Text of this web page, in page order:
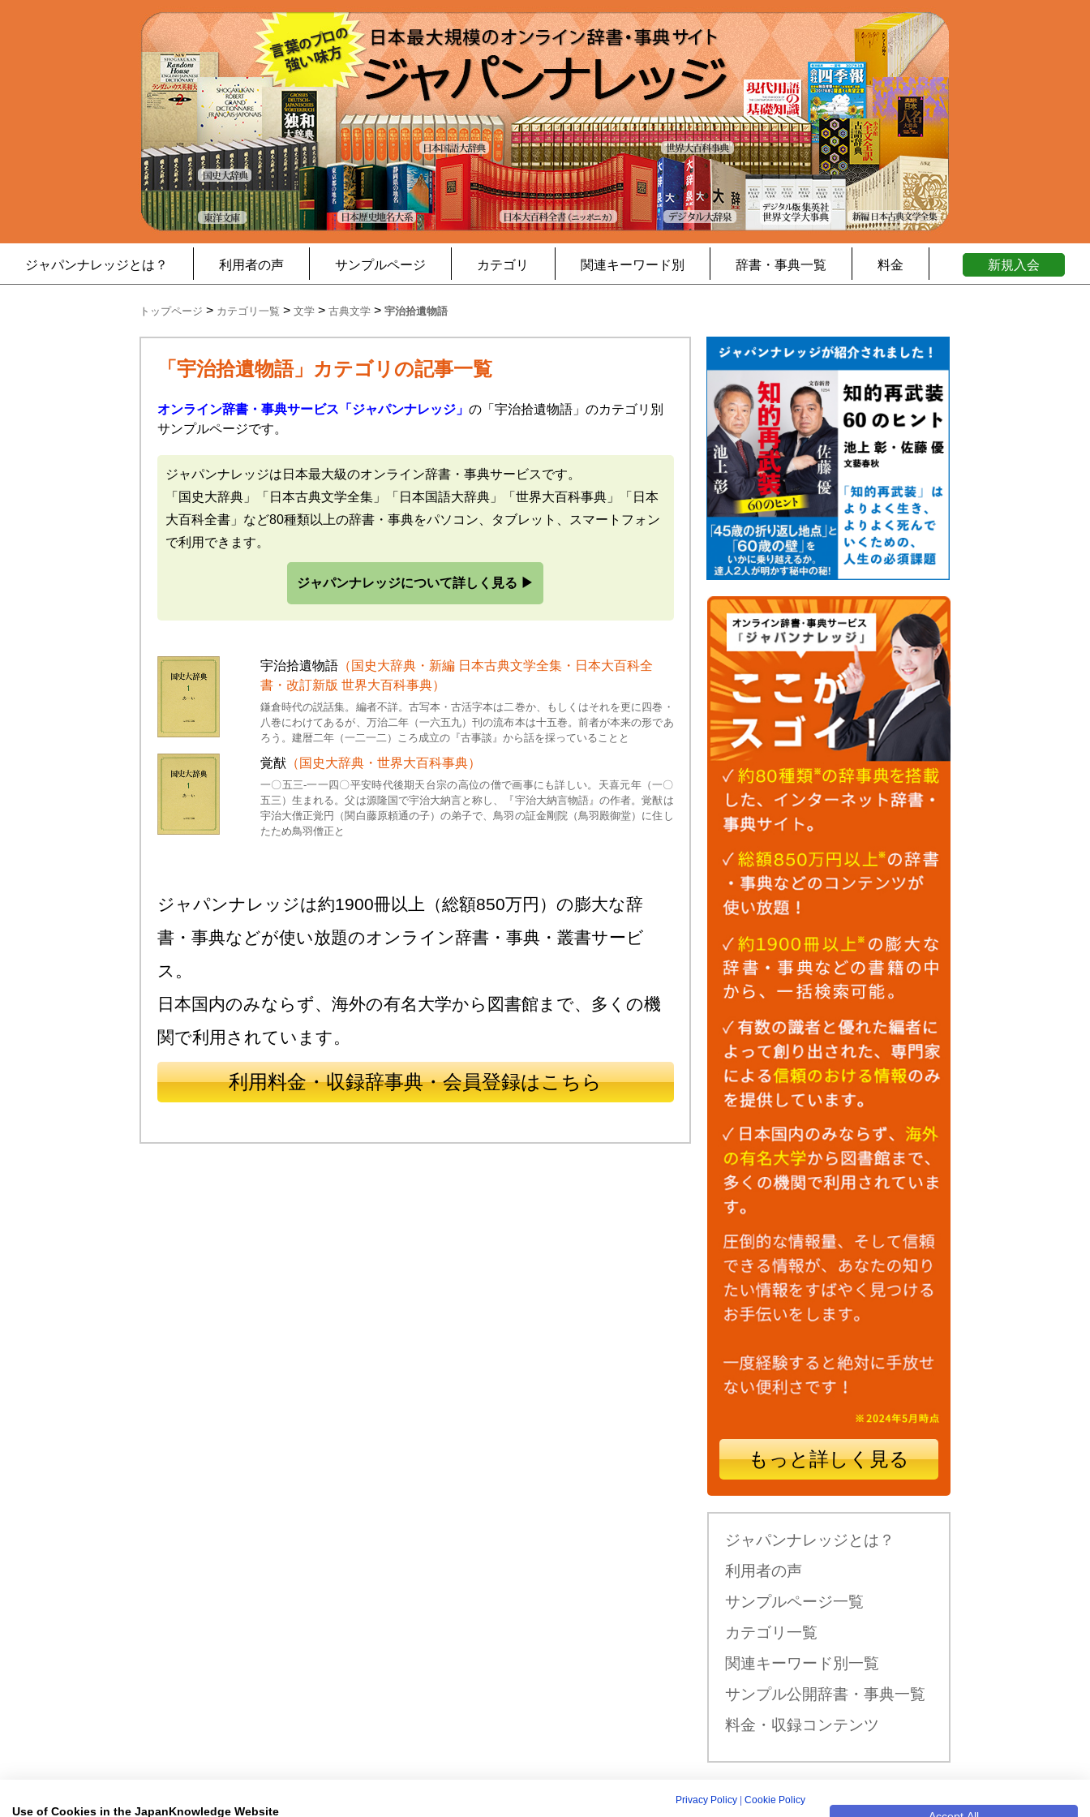
ジャパンナレッジとは？ 利用者の声 サンプルページ カテゴリ 関連キーワード別 辞書・事典一覧 料金 新規入会
トップページ > カテゴリ一覧 > 文学 > 古典文学 > 宇治拾遺物語
「宇治拾遺物語」カテゴリの記事一覧
オンライン辞書・事典サービス「ジャパンナレッジ」 の「宇治拾遺物語」のカテゴリ別
サンプルページです。
ジャパンナレッジは日本最大級のオンライン辞書・事典サービスです。
「国史大辞典」「日本古典文学全集」「日本国語大辞典」「世界大百科事典」「日本
大百科全書」など80種類以上の辞書・事典をパソコン、タブレット、スマートフォン
で利用できます。
ジャパンナレッジについて詳しく見る ▶
宇治拾遺物語（国史大辞典・新編 日本古典文学全集・日本大百科全
書・改訂新版 世界大百科事典）
鎌倉時代の説話集。編者不詳。古写本・古活字本は二巻か、もしくはそれを更に四巻・
八巻にわけてあるが、万治二年（一六五九）刊の流布本は十五巻。前者が本来の形であ
ろう。建暦二年（一二一二）ころ成立の『古事談』から話を採っていることと
覚猷（国史大辞典・世界大百科事典）
一〇五三-一一四〇平安時代後期天台宗の高位の僧で画事にも詳しい。天喜元年（一〇
五三）生まれる。父は源隆国で宇治大納言と称し、『宇治大納言物語』の作者。覚猷は
宇治大僧正覚円（関白藤原頼通の子）の弟子で、鳥羽の証金剛院（鳥羽殿御堂）に住し
たため鳥羽僧正と
ジャパンナレッジは約1900冊以上（総額850万円）の膨大な辞
書・事典などが使い放題のオンライン辞書・事典・叢書サービ
ス。
日本国内のみならず、海外の有名大学から図書館まで、多くの機
関で利用されています。
利用料金・収録辞事典・会員登録はこちら
もっと詳しく見る
ジャパンナレッジとは？
利用者の声
サンプルページ一覧
カテゴリ一覧
関連キーワード別一覧
サンプル公開辞書・事典一覧
料金・収録コンテンツ
新規入会はこちら
Privacy Policy Cookie Policy
Use of Cookies in the JapanKnowledge Website